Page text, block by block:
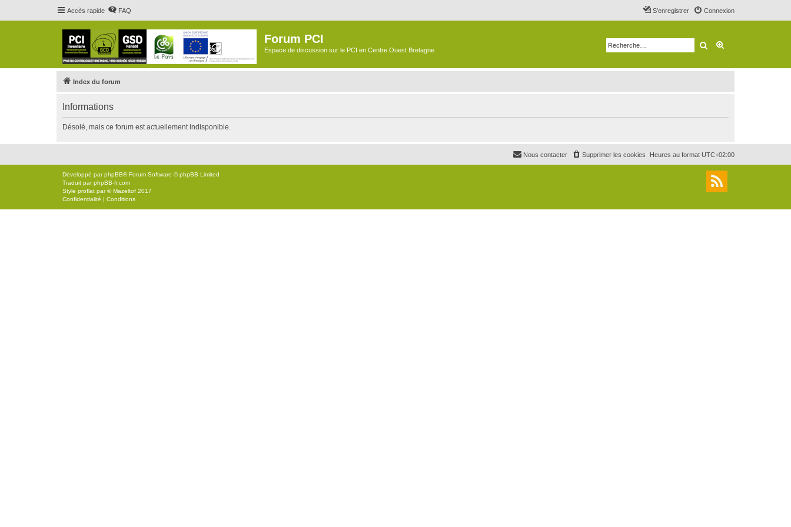
Accès rapide FAQ Connexion
S’enregistrer
Forum PCI
Espace de discussion sur le PCI en Centre Ouest Bretagne Rechercher
Index du forum
Informations
Désolé, mais ce forum est actuellement indisponible.
Heures au format UTC+02:00
Supprimer les cookies
Nous contacter
Développé parphpBB® Forum Software © phpBB Limited
Traduit parphpBB-fr.com
Style proflat par ©Mazeltof 2017
Confidentialité | Conditions